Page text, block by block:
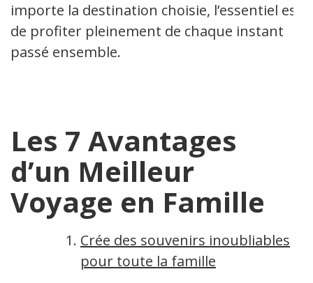
importe la destination choisie, l’essentiel est
de profiter pleinement de chaque instant
passé ensemble.
Les 7 Avantages
d’un Meilleur
Voyage en Famille
Crée des souvenirs inoubliables
pour toute la famille